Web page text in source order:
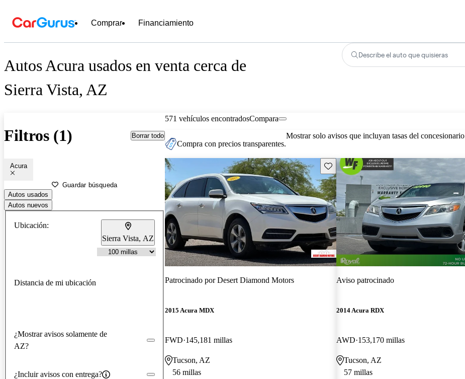
Comprar Financiamiento
Autos Acura usados en venta cerca de
Sierra Vista, AZ
Describe el auto que quisieras
Filtros (1) Borrar todo
Acura
Guardar búsqueda
Autos usados
Autos nuevos
Ubicación:
Sierra Vista, AZ
Distancia de mi ubicación
¿Mostrar avisos solamente de
AZ?
¿Incluir avisos con entrega?
571 vehículos encontradosCompara
Compra con precios transparentes.
Mostrar solo avisos que incluyan tasas del concesionario
Guarda este Aviso
Patrocinado porDesert Diamond Motors
2015 Acura MDX
FWD 145,181 millas
Tucson, AZ
56 millas
Aviso patrocinado
2014 Acura RDX
AWD 153,170 millas
Tucson, AZ
57 millas